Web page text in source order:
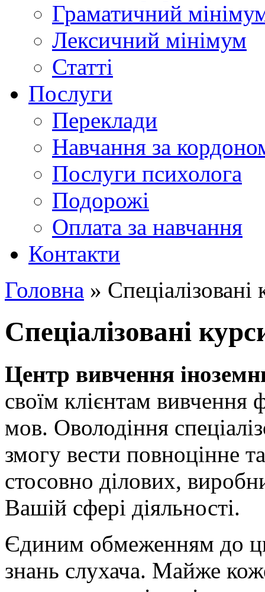
Граматичний
Лексичний мінімум
Статті
Послуги
Переклади
Навчання за
Послуги психолога
Подорожі
Оплата за навчання
Контакти
Головна » Спеціалізовані
Спеціалізовані
Центр вивчення
своїм клієнтам вивчення
мов. Оволодіння
змогу вести повноцінне
стосовно ділових,
Вашій сфері діяльності.
Єдиним обмеженням до
знань слухача. Майже